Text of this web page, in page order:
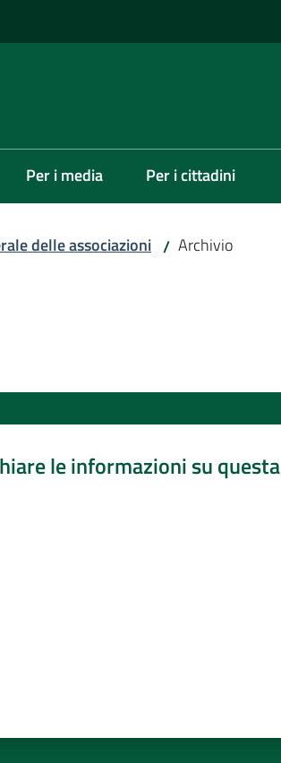
Per i media Per i cittadini
delle associazioni / Archivio
le informazioni su questa